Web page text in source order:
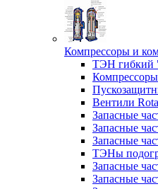
Компрессоры и
ТЭН гибкий
Компрессоры
Вентили
Запасные
Запасные
Запасные
ТЭНы
Запасные
Запасные